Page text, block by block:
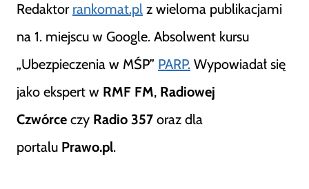
Redaktor rankomat.pl z wieloma publikacjami
na 1. miejscu w Google. Absolwent kursu
„Ubezpieczenia w MŚP” PARP. Wypowiadał się
jako ekspert w RMF FM, Radiowej
Czwórce czy Radio 357 oraz dla
portalu Prawo.pl.